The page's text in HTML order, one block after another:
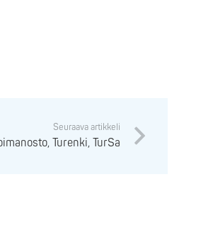
Seuraava artikkeli
Turenki, TurSa